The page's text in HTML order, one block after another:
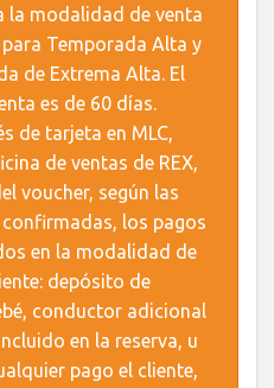
la modalidad de venta
Temporada Alta y
de Extrema Alta. El
es de 60 días.
de tarjeta en MLC,
de ventas de REX,
voucher, según las
los pagos
en la modalidad de
depósito de
conductor adicional
en la reserva, u
pago el cliente,